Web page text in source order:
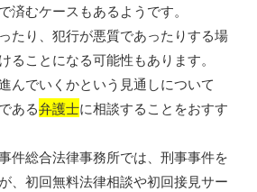
済むケースもあるようです。
たり、犯行が悪質であったりする場
ることになる可能性もあります。
んでいくかという見通しについて
ある弁護士に相談することをおすす
件総合法律事務所では、刑事事件を
が、初回無料法律相談や初回接見サー